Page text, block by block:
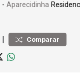
- Aparecidinha
| Comparar